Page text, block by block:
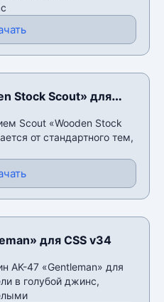
Stock Scout» для
Scout «Wooden Stock
от стандартного тем,
для CSS v34
AK-47 «Gentleman» для
в голубой джинс,